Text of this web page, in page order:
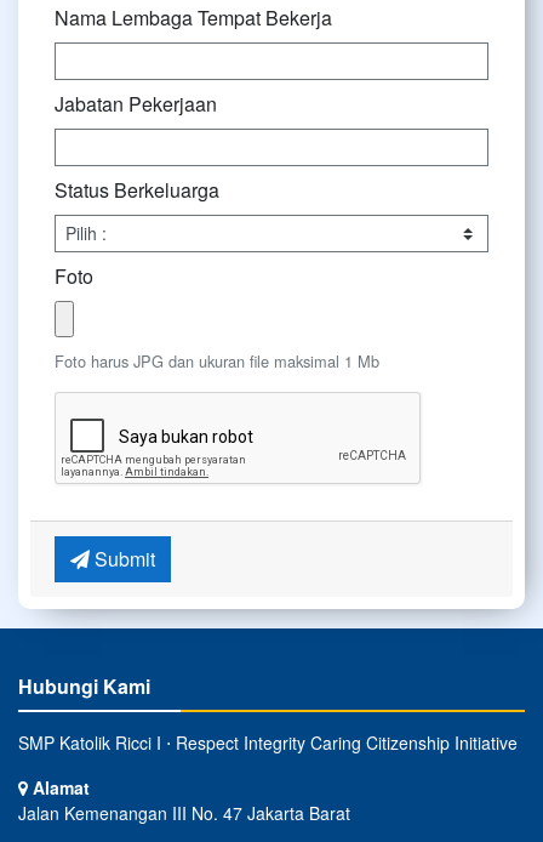
Nama Lembaga Tempat Bekerja
Jabatan Pekerjaan
Status Berkeluarga
Foto
Foto harus JPG dan ukuran file maksimal 1 Mb
Submit
Hubungi Kami
SMP Katolik Ricci I ⋅ Respect Integrity Caring Citizenship Initiative
Alamat
Jalan Kemenangan III No. 47 Jakarta Barat